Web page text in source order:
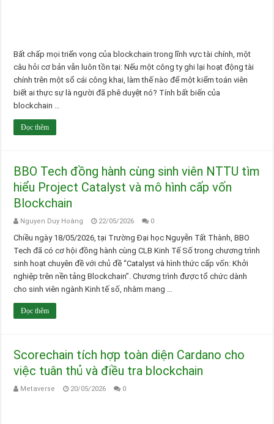
Bất chấp mọi triển vọng của blockchain trong lĩnh vực tài chính, một
câu hỏi cơ bản vẫn luôn tồn tại: Nếu một công ty ghi lại hoạt động tài
chính trên một sổ cái công khai, làm thế nào để một kiểm toán viên
biết ai thực sự là người đã phê duyệt nó? Tính bất biến của
blockchain …
Đọc thêm
BBO Tech đồng hành cùng sinh viên NTTU tìm
hiểu Project Catalyst và mô hình cấp vốn
Blockchain
Nguyen Duy Hoàng 22/05/2026 0
Chiều ngày 18/05/2026, tại Trường Đại học Nguyễn Tất Thành, BBO
Tech đã có cơ hội đồng hành cùng CLB Kinh Tế Số trong chương trình
sinh hoạt chuyên đề với chủ đề “Catalyst và hình thức cấp vốn: Khởi
nghiệp trên nền tảng Blockchain”. Chương trình được tổ chức dành
cho sinh viên ngành Kinh tế số, nhằm mang …
Đọc thêm
Scorechain tích hợp toàn diện Cardano cho
việc tuân thủ và điều tra blockchain
Metaverse 20/05/2026 0